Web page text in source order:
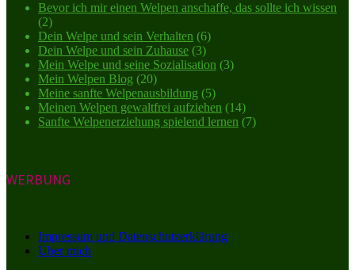
Bevor ich mir einen Welpen anschaffe, das sollte ich wissen
(2)
Dein Welpe und sein Verhalten (6)
Dein Welpe und sein Zuhause (3)
Mein Welpe und seine Sozialisation (3)
Mein Welpen Blog (20)
Meine sanfte Welpenausbildung (5)
Meinen Welpen gewaltfrei aufziehen (14)
Sanfte Welpenerziehung spielend lernen (7)
WERBUNG
Impressum und Datenschutzerklärung
Über mich